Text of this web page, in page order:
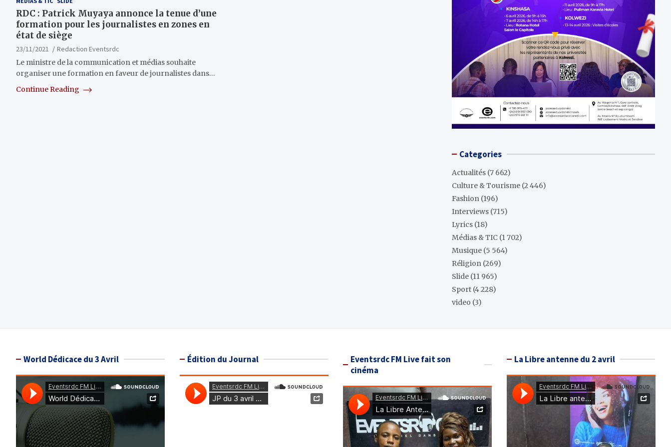
RDC : Patrick Muyaya annonce la tenue d’une
formation pour les journalistes en zones en
état de siège
23/11/2021
Redaction Eventsrdc
Le ministre de la communication et médias souhaite
organiser une formation en faveur de journalistes dans…
Continue Reading
Categories
Actualités (7 662)
Culture & Tourisme (2 446)
Fashion (196)
Interviews (715)
Lyrics (18)
Médias & TIC (1 702)
Musique (5 564)
Réligion (269)
Slide (11 965)
Sport (4 228)
video (3)
World Dédicace du 3 Avril Édition du Journal
Eventsrdc FM Live fait son
cinéma
La Libre antenne du 2 avril